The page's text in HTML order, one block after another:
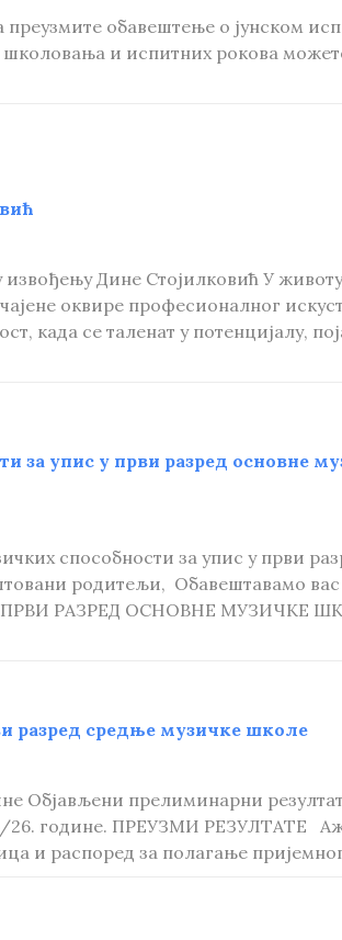
обавештење о јунском
и испитних рокова
Дине Стојилковић У
оквире професионалног
када се таленат у потенцијалу,
за упис у први разред основне
способности за упис у први
родитељи, Обавештавамо вас
ПРВИ РАЗРЕД ОСНОВНЕ МУЗИЧКЕ
разред средње музичке школе
Објављени прелиминарни
26. године. ПРЕУЗМИ РЕЗУЛТАТЕ
и распоред за полагање